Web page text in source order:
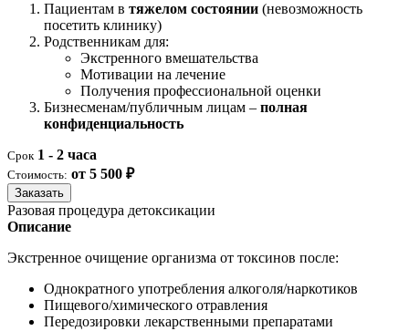
Пациентам в тяжелом состоянии (невозможность
посетить клинику)
Родственникам для:
Экстренного вмешательства
Мотивации на лечение
Получения профессиональной оценки
Бизнесменам/публичным лицам – полная
конфиденциальность
Срок 1 - 2 часа
Стоимость: от 5 500 ₽
Заказать
Разовая процедура детоксикации
Описание
Экстренное очищение организма от токсинов после:
Однократного употребления алкоголя/наркотиков
Пищевого/химического отравления
Передозировки лекарственными препаратами